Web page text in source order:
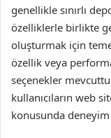
genellikle sınırlı
özelliklerle birlikte
oluşturmak için
özellik veya
seçenekler
kullanıcıların web
konusunda deneyim